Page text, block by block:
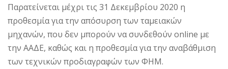
Παρατείνεται μέχρι τις 31 Δεκεμβρίου 2020 η
προθεσμία για την απόσυρση των ταμειακών
μηχανών, που δεν μπορούν να συνδεθούν online με
την ΑΑΔΕ, καθώς και η προθεσμία για την αναβάθμιση
των τεχνικών προδιαγραφών των ΦΗΜ.